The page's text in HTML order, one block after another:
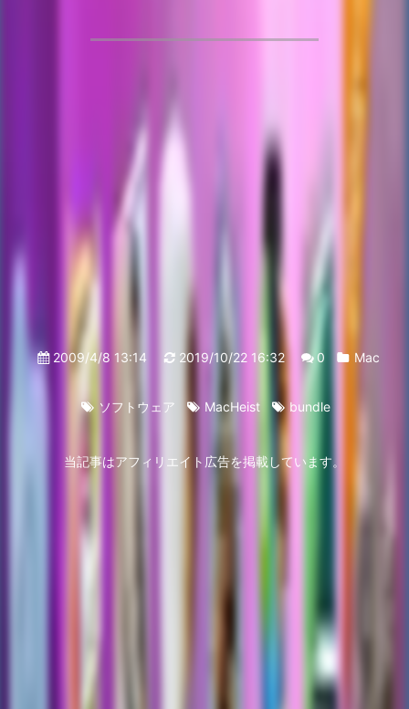
2009/4/8 13:14 2019/10/22 16:32 0 Mac
ソフトウェア MacHeist bundle
当記事はアフィリエイト広告を掲載しています。